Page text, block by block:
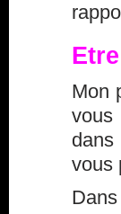
Mon
vous
vous